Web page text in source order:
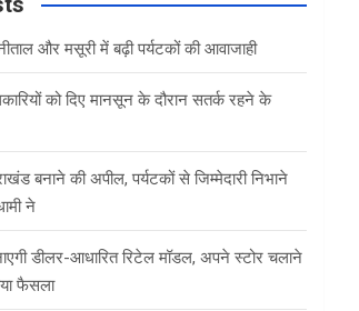
और मसूरी में बढ़ी पर्यटकों की आवाजाही
को दिए मानसून के दौरान सतर्क रहने के
बनाने की अपील, पर्यटकों से जिम्मेदारी निभाने
ने
डीलर-आधारित रिटेल मॉडल, अपने स्टोर चलाने
फैसला